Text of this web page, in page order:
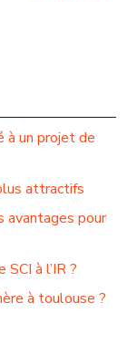
à un projet de
attractifs
avantages pour
à l’IR ?
à toulouse ?